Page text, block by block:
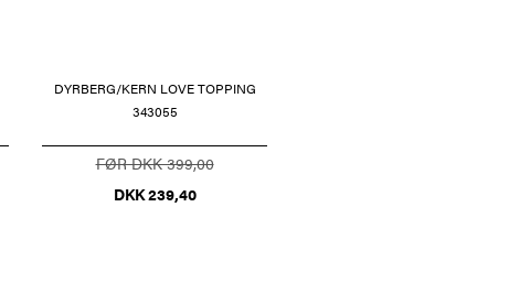
DYRBERG/KERN LOVE TOPPING
343055
FØR DKK 399,00
DKK 239,40